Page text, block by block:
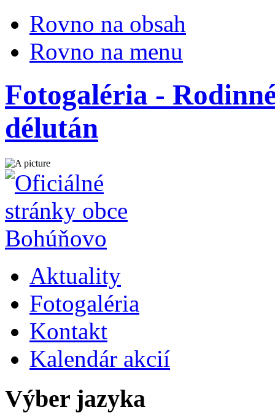
Rovno na obsah
Rovno na menu
Fotogaléria -
délután
Aktuality
Fotogaléria
Kontakt
Kalendár akcií
Výber jazyka